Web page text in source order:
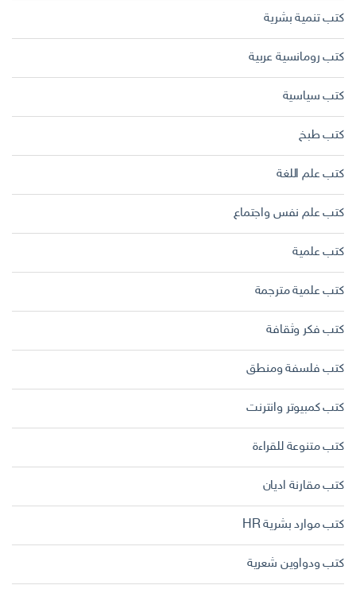
كتب تنمية بشرية
كتب رومانسية عربية
كتب سياسية
كتب طبخ
كتب علم اللغة
كتب علم نفس واجتماع
كتب علمية
كتب علمية مترجمة
كتب فكر وثقافة
كتب فلسفة ومنطق
كتب كمبيوتر وانترنت
كتب متنوعة للقراءة
كتب مقارنة اديان
كتب موارد بشرية HR
كتب ودواوين شعرية